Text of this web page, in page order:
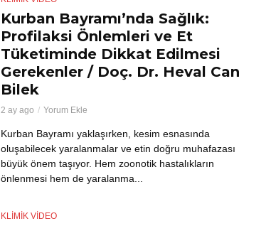
Kurban Bayramı’nda Sağlık:
Profilaksi Önlemleri ve Et
Tüketiminde Dikkat Edilmesi
Gerekenler / Doç. Dr. Heval Can
Bilek
2 ay ago Yorum Ekle
Kurban Bayramı yaklaşırken, kesim esnasında
oluşabilecek yaralanmalar ve etin doğru muhafazası
büyük önem taşıyor. Hem zoonotik hastalıkların
önlenmesi hem de yaralanma...
KLİMİK VIDEO